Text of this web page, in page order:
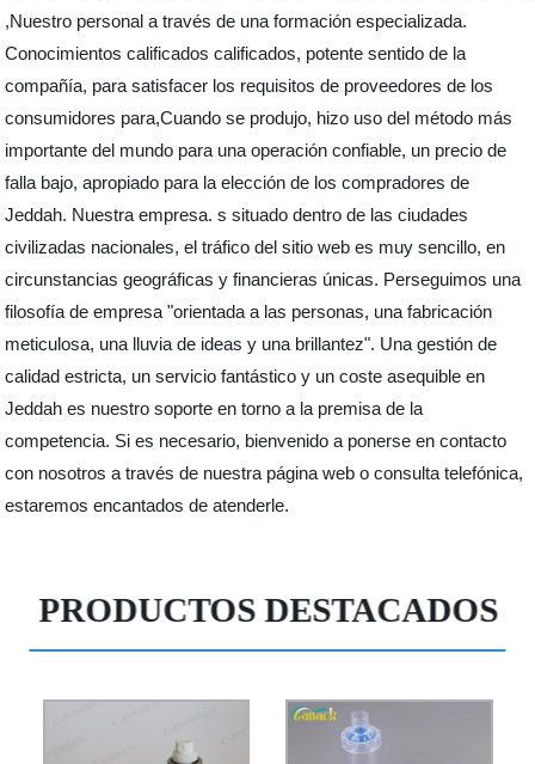
,Nuestro personal a través de una formación especializada.
Conocimientos calificados calificados, potente sentido de la
compañía, para satisfacer los requisitos de proveedores de los
consumidores para,Cuando se produjo, hizo uso del método más
importante del mundo para una operación confiable, un precio de
falla bajo, apropiado para la elección de los compradores de
Jeddah. Nuestra empresa. s situado dentro de las ciudades
civilizadas nacionales, el tráfico del sitio web es muy sencillo, en
circunstancias geográficas y financieras únicas. Perseguimos una
filosofía de empresa "orientada a las personas, una fabricación
meticulosa, una lluvia de ideas y una brillantez". Una gestión de
calidad estricta, un servicio fantástico y un coste asequible en
Jeddah es nuestro soporte en torno a la premisa de la
competencia. Si es necesario, bienvenido a ponerse en contacto
con nosotros a través de nuestra página web o consulta telefónica,
estaremos encantados de atenderle.
PRODUCTOS DESTACADOS